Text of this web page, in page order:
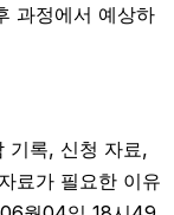
과정에서 예상하
기록, 신청 자료,
료가 필요한 이유